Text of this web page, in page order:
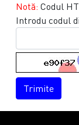
Notă: Codul
Introdu codul
Trimite